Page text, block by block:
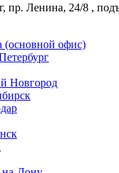
пр. Ленина, 24/8 ,
(основной офис)
Новгород